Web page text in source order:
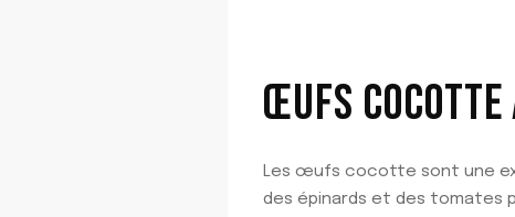
ŒUFS
Les œufs cocotte sont une
des épinards et des tomates